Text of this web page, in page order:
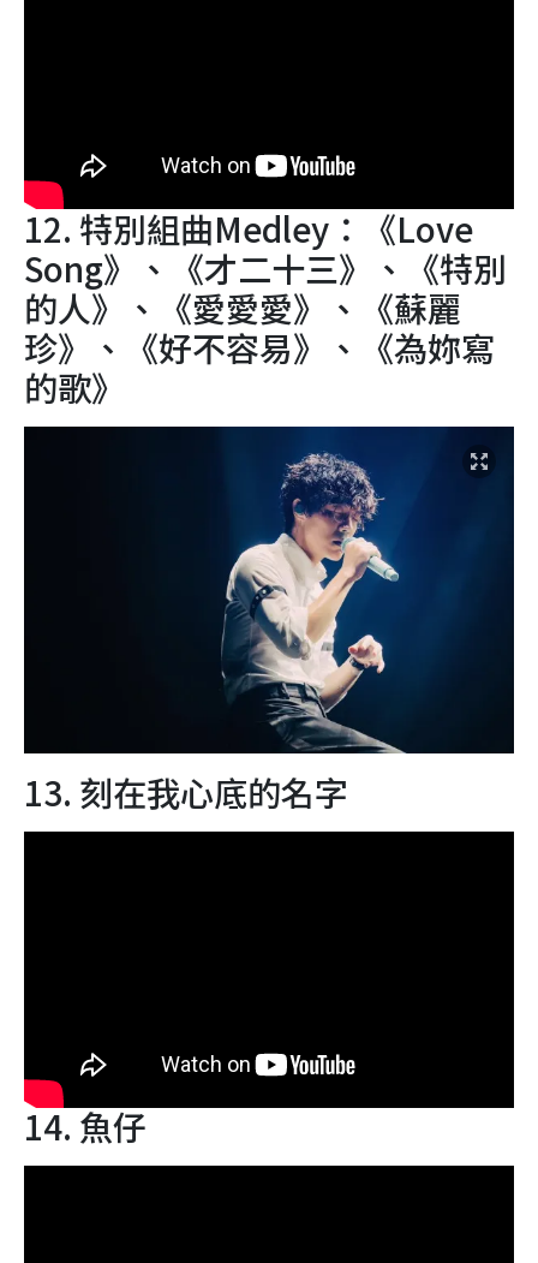
12. 特別組曲Medley：《Love
Song》、《才二十三》、《特別
的人》、《愛愛愛》、《蘇麗
珍》、《好不容易》、《為妳寫
的歌》
13. 刻在我心底的名字
14. 魚仔